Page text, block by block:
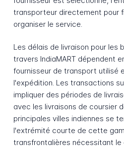
transporteur directement pour
organiser le service.
Les délais de livraison pour les
travers IndiaMART dépendent
fournisseur de transport utilisé
l'expédition. Les transactions
impliquer des périodes de
avec les livraisons de coursier
principales villes indiennes se
l'extrémité courte de cette
transfrontalières nécessitant le